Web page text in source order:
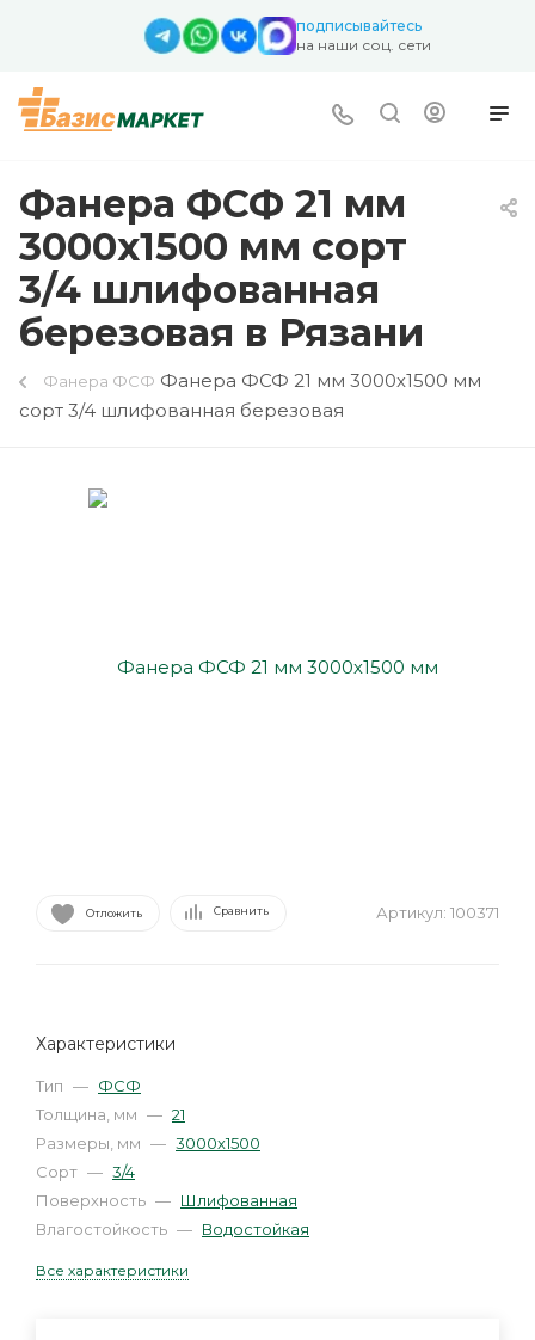
подписывайтесь
на наши соц. сети
Фанера ФСФ 21 мм
3000х1500 мм сорт
3/4 шлифованная
березовая в Рязани
Фанера ФСФ Фанера ФСФ 21 мм 3000х1500 мм
сорт 3/4 шлифованная березовая
Отложить Сравнить Артикул: 100371
Характеристики
Тип — ФСФ
Толщина, мм — 21
Размеры, мм — 3000х1500
Сорт — 3/4
Поверхность — Шлифованная
Влагостойкость — Водостойкая
Все характеристики